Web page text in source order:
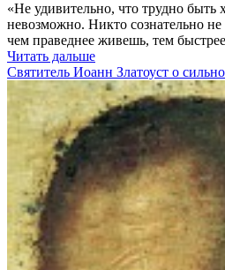
«Не удивительно, что трудно быть
невозможно. Никто сознательно не
чем праведнее живешь, тем
Читать дальше
Святитель Иоанн Златоуст о